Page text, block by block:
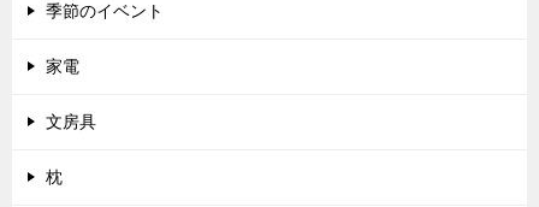
季節のイベント
家電
文房具
枕